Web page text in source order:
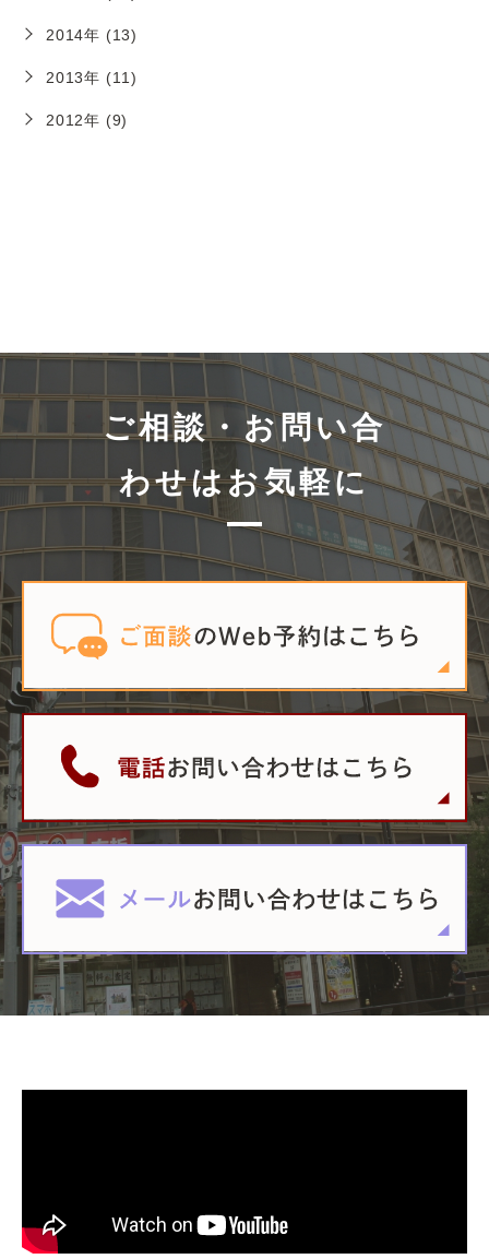
2014年 (13)
2013年 (11)
2012年 (9)
ご相談・お問い合
わせはお気軽に